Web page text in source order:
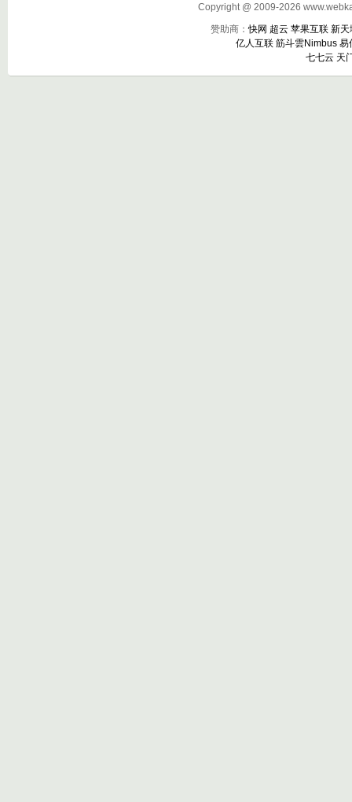
Copyright @ 2009-2026
赞助商：快网 超云 苹果互联 新天
亿人互联 筋斗雲Nimbus 易
七七云 天